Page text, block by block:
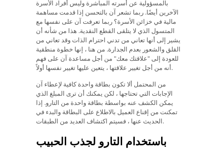
بالمسؤولية عن أسرته المباشرة وليس أفراد الأسرة
الآخرين أيضًا. ربما تشعر آن بالتحسن إذا قدمت مساهمة
مالية في خزائن الأسرة؟ ربما تعرفت آن على نفسها مع
المتسول الذي لا يتلقى القطع النقدية. هذا من شأنه أن
يشير إلى أنها تعاني من تدني احترام الذات وقد تعاني من
القلق والشعور بعدم الجدارة. من هنا ، إنها خطوة منطقية
للعودة إلى "علاقتك معك" من أجل مساعدة آن على فهم
أنه من أجل تغيير علاقتها ، يتعين عليها تغيير نفسها أولاً.
من المحتمل ألا تكون بطاقة واحدة كافية لإعطاء آن
الإجابات التي تحتاجها ، لكن يمكنك أن ترى المبلغ الذي
يمكن الكشف عنه بواسطة بطاقة واحدة من التارو. إذا
تمكنت من إقناع العميل بالاطلاع على البطاقة والبدء في
الحديث عنها ، فسيتم اكتشاف العديد من الطبقات.
باستخدام التارو لجذب الحبيب